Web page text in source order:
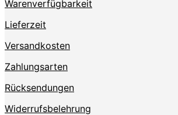
Warenverfügbarkeit
Lieferzeit
Versandkosten
Zahlungsarten
Rücksendungen
Widerrufsbelehrung